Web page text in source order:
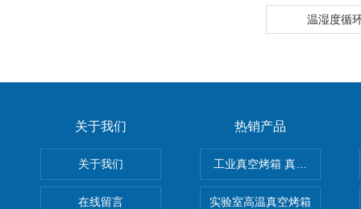
温湿度循
关于我们
关于我们
在线留言
热销产品
工业真空烤箱 真空烘箱
实验室高温真空烤箱